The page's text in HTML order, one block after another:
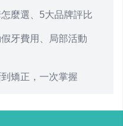
麼選、5大品牌評比
牙費用、局部活動
矯正，一次掌握